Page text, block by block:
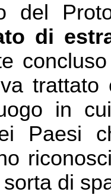
del
di
trattato
in
Paesi
di